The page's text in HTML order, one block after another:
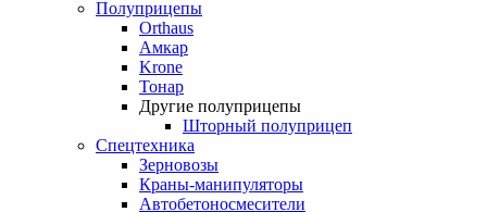
Полуприцепы
Orthaus
Амкар
Krone
Тонар
Другие полуприцепы
Шторный полуприцеп
Спецтехника
Зерновозы
Краны-манипуляторы
Автобетоносмесители